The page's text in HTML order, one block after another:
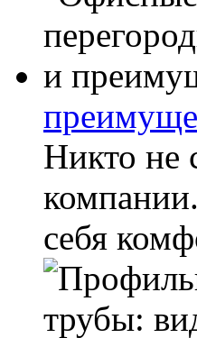
Никто не
себя